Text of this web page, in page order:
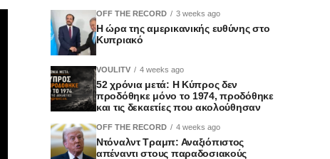
OFF THE RECORD 3 weeks ago
Η ώρα της αμερικανικής ευθύνης στο
Κυπριακό
VOULITV 4 weeks ago
52 χρόνια μετά: Η Κύπρος δεν
προδόθηκε μόνο το 1974, προδόθηκε
και τις δεκαετίες που ακολούθησαν
OFF THE RECORD 4 weeks ago
Ντόναλντ Τραμπ: Αναξιόπιστος
απέναντι στους παραδοσιακούς